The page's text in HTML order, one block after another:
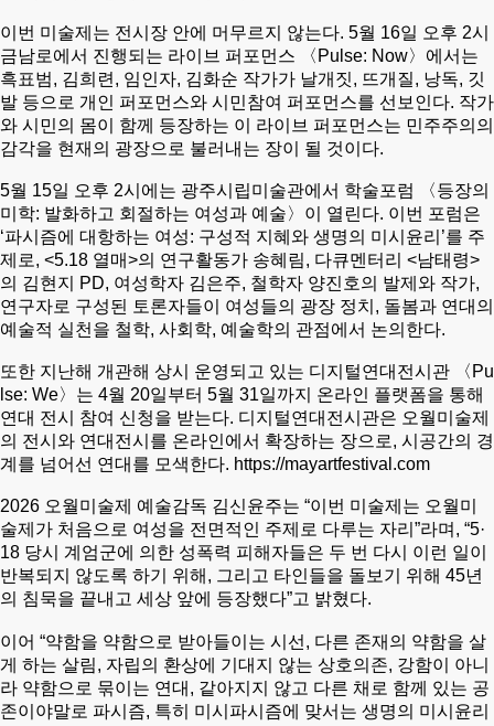
이번 미술제는 전시장 안에 머무르지 않는다. 5월 16일 오후 2시
금남로에서 진행되는 라이브 퍼포먼스 〈Pulse: Now〉에서는
흑표범, 김희련, 임인자, 김화순 작가가 날개짓, 뜨개질, 낭독, 깃
발 등으로 개인 퍼포먼스와 시민참여 퍼포먼스를 선보인다. 작가
와 시민의 몸이 함께 등장하는 이 라이브 퍼포먼스는 민주주의의
감각을 현재의 광장으로 불러내는 장이 될 것이다.
5월 15일 오후 2시에는 광주시립미술관에서 학술포럼 〈등장의
미학: 발화하고 회절하는 여성과 예술〉이 열린다. 이번 포럼은
‘파시즘에 대항하는 여성: 구성적 지혜와 생명의 미시윤리’를 주
제로, <5.18 열매>의 연구활동가 송혜림, 다큐멘터리 <남태령>
의 김현지 PD, 여성학자 김은주, 철학자 양진호의 발제와 작가,
연구자로 구성된 토론자들이 여성들의 광장 정치, 돌봄과 연대의
예술적 실천을 철학, 사회학, 예술학의 관점에서 논의한다.
또한 지난해 개관해 상시 운영되고 있는 디지털연대전시관 〈Pu
lse: We〉는 4월 20일부터 5월 31일까지 온라인 플랫폼을 통해
연대 전시 참여 신청을 받는다. 디지털연대전시관은 오월미술제
의 전시와 연대전시를 온라인에서 확장하는 장으로, 시공간의 경
계를 넘어선 연대를 모색한다. https://mayartfestival.com
2026 오월미술제 예술감독 김신윤주는 “이번 미술제는 오월미
술제가 처음으로 여성을 전면적인 주제로 다루는 자리”라며, “5·
18 당시 계엄군에 의한 성폭력 피해자들은 두 번 다시 이런 일이
반복되지 않도록 하기 위해, 그리고 타인들을 돌보기 위해 45년
의 침묵을 끝내고 세상 앞에 등장했다”고 밝혔다.
이어 “약함을 약함으로 받아들이는 시선, 다른 존재의 약함을 살
게 하는 살림, 자립의 환상에 기대지 않는 상호의존, 강함이 아니
라 약함으로 묶이는 연대, 같아지지 않고 다른 채로 함께 있는 공
존이야말로 파시즘, 특히 미시파시즘에 맞서는 생명의 미시윤리